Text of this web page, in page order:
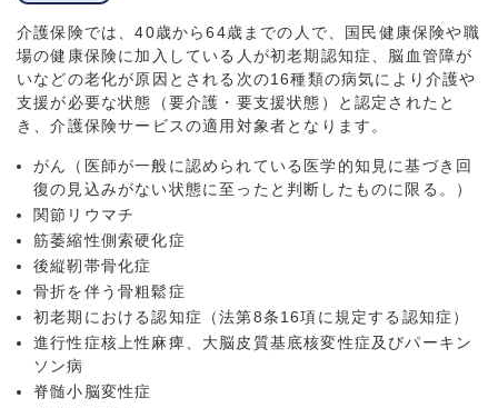
介護保険では、40歳から64歳までの人で、国民健康保険や職
場の健康保険に加入している人が初老期認知症、脳血管障が
いなどの老化が原因とされる次の16種類の病気により介護や
支援が必要な状態（要介護・要支援状態）と認定されたと
き、介護保険サービスの適用対象者となります。
がん（医師が一般に認められている医学的知見に基づき回
復の見込みがない状態に至ったと判断したものに限る。）
関節リウマチ
筋萎縮性側索硬化症
後縦靭帯骨化症
骨折を伴う骨粗鬆症
初老期における認知症（法第8条16項に規定する認知症）
進行性症核上性麻痺、大脳皮質基底核変性症及びパーキン
ソン病
脊髄小脳変性症